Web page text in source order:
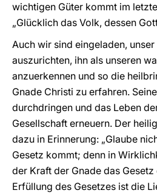
wichtigen Güter kommt im
„Glücklich das Volk, dessen
Auch wir sind eingeladen,
auszurichten, ihn als unseren
anzuerkennen und so die
Gnade Christi zu erfahren.
durchdringen und das Leben
Gesellschaft erneuern. Der
dazu in Erinnerung: „Glaube
Gesetz kommt; denn in
der Kraft der Gnade das
Erfüllung des Gesetzes ist die